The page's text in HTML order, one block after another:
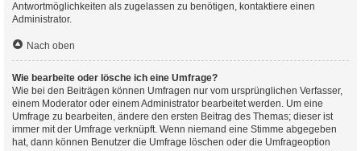
Antwortmöglichkeiten als zugelassen zu benötigen, kontaktiere einen
Administrator.
Nach oben
Wie bearbeite oder lösche ich eine Umfrage?
Wie bei den Beiträgen können Umfragen nur vom ursprünglichen Verfasser,
einem Moderator oder einem Administrator bearbeitet werden. Um eine
Umfrage zu bearbeiten, ändere den ersten Beitrag des Themas; dieser ist
immer mit der Umfrage verknüpft. Wenn niemand eine Stimme abgegeben
hat, dann können Benutzer die Umfrage löschen oder die Umfrageoption